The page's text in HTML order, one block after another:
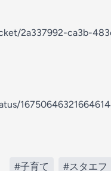
2a337992-ca3b-
#子育て #スタエフ